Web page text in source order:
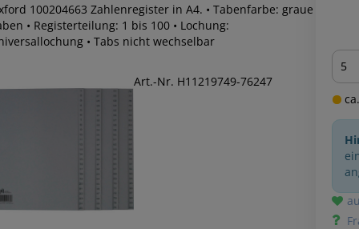
100204663 Zahlenregister in A4. • Tabenfarbe: graue
• Registerteilung: 1 bis 100 • Lochung:
• Tabs nicht wechselbar
Art.-Nr. H11219749-76247